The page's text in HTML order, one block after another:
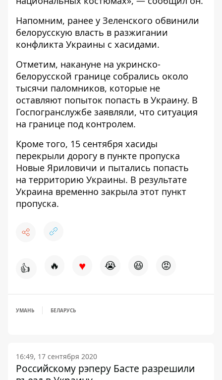
Напомним, ранее у Зеленского обвинили
белорусскую власть в разжигании
конфликта Украины с хасидами.
Отметим, накануне на укринско-
белорусской границе собрались около
тысячи паломников, которые не
оставляют попыток попасть в Украину. В
Госпогранслужбе заявляли, что ситуация
на границе под контролем.
Кроме того, 15 сентября хасиды
перекрыли дорогу в пункте пропуска
Новые Яриловичи и пытались попасть
на территорию Украины. В результате
Украина временно закрыла этот пункт
пропуска.
👍 🔥 ♥ 😭 😆 😡
УМАНЬ БЕЛАРУСЬ
16:49, 17 сентября 2020
Российскому рэперу Басте разрешили